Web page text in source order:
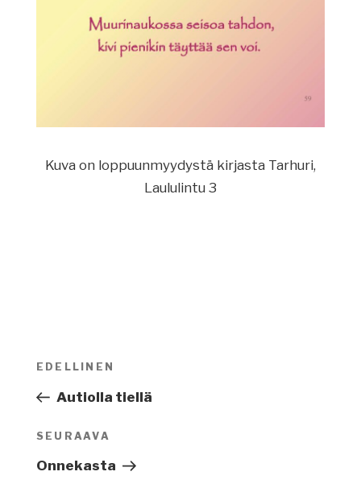
Kuva on loppuunmyydystä kirjasta Tarhuri,
Laululintu 3
Artikkelien
Edellinen
artikkeli
EDELLINEN
Autiolla tiellä
Seuraava
artikkeli
SEURAAVA
Onnekasta